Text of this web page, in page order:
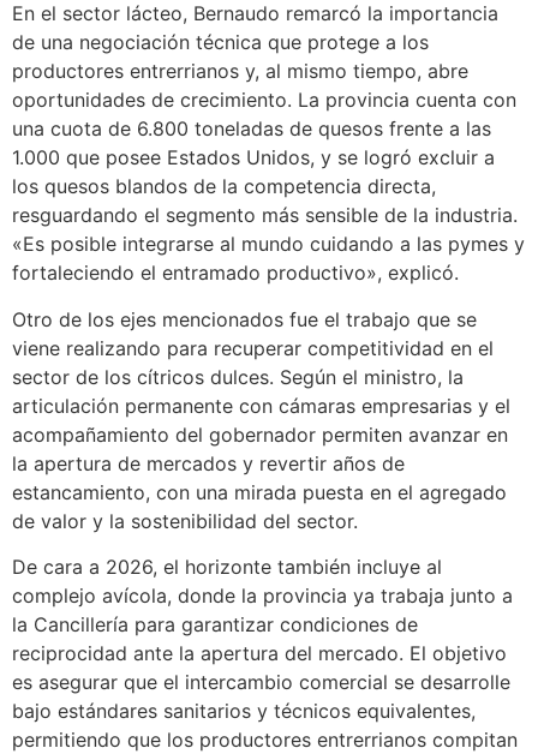
En el sector lácteo, Bernaudo remarcó la importancia
de una negociación técnica que protege a los
productores entrerrianos y, al mismo tiempo, abre
oportunidades de crecimiento. La provincia cuenta con
una cuota de 6.800 toneladas de quesos frente a las
1.000 que posee Estados Unidos, y se logró excluir a
los quesos blandos de la competencia directa,
resguardando el segmento más sensible de la industria.
«Es posible integrarse al mundo cuidando a las pymes y
fortaleciendo el entramado productivo», explicó.
Otro de los ejes mencionados fue el trabajo que se
viene realizando para recuperar competitividad en el
sector de los cítricos dulces. Según el ministro, la
articulación permanente con cámaras empresarias y el
acompañamiento del gobernador permiten avanzar en
la apertura de mercados y revertir años de
estancamiento, con una mirada puesta en el agregado
de valor y la sostenibilidad del sector.
De cara a 2026, el horizonte también incluye al
complejo avícola, donde la provincia ya trabaja junto a
la Cancillería para garantizar condiciones de
reciprocidad ante la apertura del mercado. El objetivo
es asegurar que el intercambio comercial se desarrolle
bajo estándares sanitarios y técnicos equivalentes,
permitiendo que los productores entrerrianos compitan